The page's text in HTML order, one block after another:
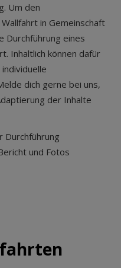
Um den
in Gemeinschaft
Durchführung eines
Inhaltlich können dafür
dich gerne bei uns,
der Inhalte
Durchführung
und Fotos